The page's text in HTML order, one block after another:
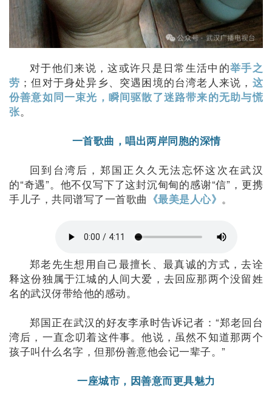
对于他们来说，这或许只是日常生活中的举手之
劳 ；但对于身处异乡、突遇困境的台湾老人来说， 这
份善意如同一束光，瞬间驱散了迷路带来的无助与慌
张。
一首歌曲，唱出两岸同胞的深情
回到台湾后，郑国正久久无法忘怀这次在武汉
的“奇遇”。他不仅写下了这封沉甸甸的感谢“信”，更携
手儿子，共同谱写了一首歌曲 《最美是人心》 。
郑老先生想用自己最擅长、最真诚的方式，去诠
释这份独属于江城的人间大爱，去回应那两个没留姓
名的武汉伢带给他的感动。
郑国正在武汉的好友李承时告诉记者：“郑老回台
湾后，一直念叨着这件事。他说，虽然不知道那两个
孩子叫什么名字，但那份善意他会记一辈子。”
一座城市，因善意而更具魅力